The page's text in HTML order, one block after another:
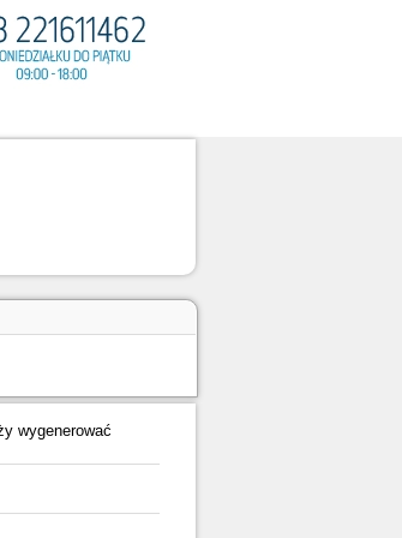
wygenerować